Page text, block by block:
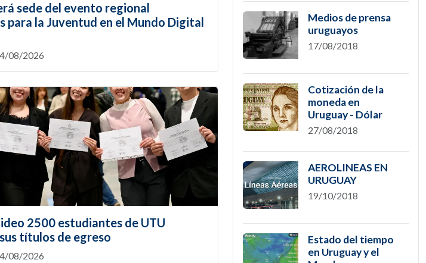
sede del evento regional
para la Juventud en el Mundo Digital
08/2026
2500 estudiantes de UTU
títulos de egreso
08/2026
Medios de prensa
uruguayos
17/08/2018
Cotización de la
moneda en
Uruguay - Dólar
27/08/2018
AEROLINEAS EN
URUGUAY
19/10/2018
Estado del tiempo
en Uruguay y el